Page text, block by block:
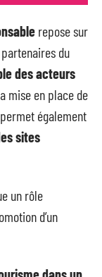
repose sur
du
des acteurs
mise en place de
également
sites
un rôle
d’un